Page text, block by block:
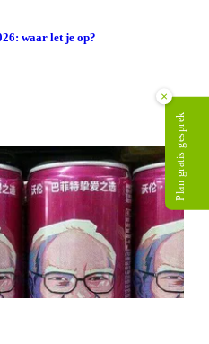
waar let je op?
×
Plan gratis gesprek